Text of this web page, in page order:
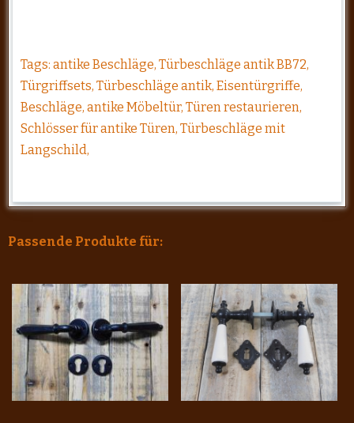
Tags: antike Beschläge, Türbeschläge antik BB72,
Türgriffsets, Türbeschläge antik, Eisentürgriffe,
Beschläge, antike Möbeltür, Türen restaurieren,
Schlösser für antike Türen, Türbeschläge mit
Langschild,
Passende Produkte für: